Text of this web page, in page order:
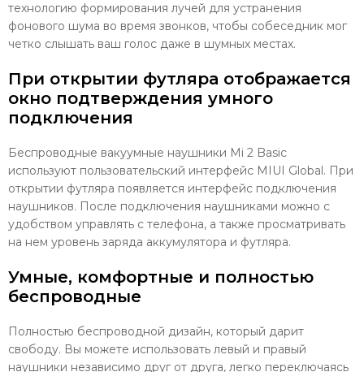
технологию формирования лучей для устранения
фонового шума во время звонков, чтобы собеседник мог
четко слышать ваш голос даже в шумных местах.
При открытии футляра отображается
окно подтверждения умного
подключения
Беспроводные вакуумные наушники Mi 2 Basic
используют пользовательский интерфейс MIUI Global. При
открытии футляра появляется интерфейс подключения
наушников. После подключения наушниками можно с
удобством управлять с телефона, а также просматривать
на нем уровень заряда аккумулятора и футляра.
Умные, комфортные и полностью
беспроводные
Полностью беспроводной дизайн, который дарит
свободу. Вы можете использовать левый и правый
наушники независимо друг от друга, легко переключаясь